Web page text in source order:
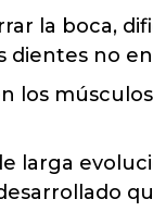
la boca,
dientes no
los
larga